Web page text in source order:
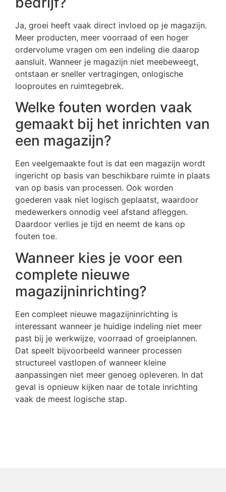
Ja, groei heeft vaak direct invloed op je magazijn.
Meer producten, meer voorraad of een hoger
ordervolume vragen om een indeling die daarop
aansluit. Wanneer je magazijn niet meebeweegt,
ontstaan er sneller vertragingen, onlogische
looproutes en ruimtegebrek.
Welke fouten worden vaak
gemaakt bij het inrichten van
een magazijn?
Een veelgemaakte fout is dat een magazijn wordt
ingericht op basis van beschikbare ruimte in plaats
van op basis van processen. Ook worden
goederen vaak niet logisch geplaatst, waardoor
medewerkers onnodig veel afstand afleggen.
Daardoor verlies je tijd en neemt de kans op
fouten toe.
Wanneer kies je voor een
complete nieuwe
magazijninrichting?
Een compleet nieuwe magazijninrichting is
interessant wanneer je huidige indeling niet meer
past bij je werkwijze, voorraad of groeiplannen.
Dat speelt bijvoorbeeld wanneer processen
structureel vastlopen of wanneer kleine
aanpassingen niet meer genoeg opleveren. In dat
geval is opnieuw kijken naar de totale inrichting
vaak de meest logische stap.